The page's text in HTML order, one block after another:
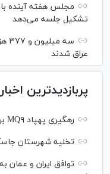
مجلس هفته آینده
تشکیل جلسه می‌دهد
عراق شدند
پربازدیدترین اخبار
رهگیری پهپاد MQ۹ بر فراز تنگه هرمز
تخلیه شهرستان
توافق ایران و عمان